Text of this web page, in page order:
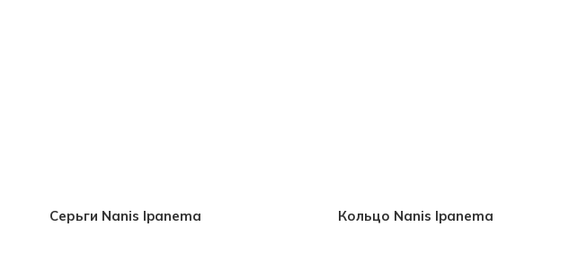
Серьги Nanis Ipanema Кольцо Nanis Ipanema